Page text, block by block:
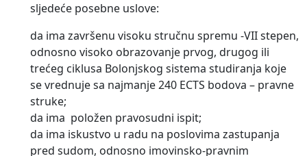
sljedeće posebne uslove:
da ima završenu visoku stručnu spremu -VII stepen,
odnosno visoko obrazovanje prvog, drugog ili
trećeg ciklusa Bolonjskog sistema studiranja koje
se vrednuje sa najmanje 240 ECTS bodova – pravne
struke;
da ima položen pravosudni ispit;
da ima iskustvo u radu na poslovima zastupanja
pred sudom, odnosno imovinsko-pravnim